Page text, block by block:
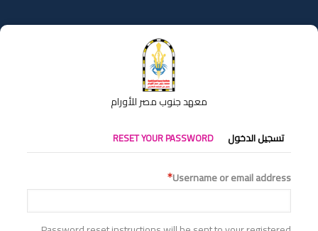
إلى
المحتوى
معهد جنوب مصر للأورام
التبويبات
الأساسية
تسجيل الدخول RESET YOUR PASSWORD
Username or email address